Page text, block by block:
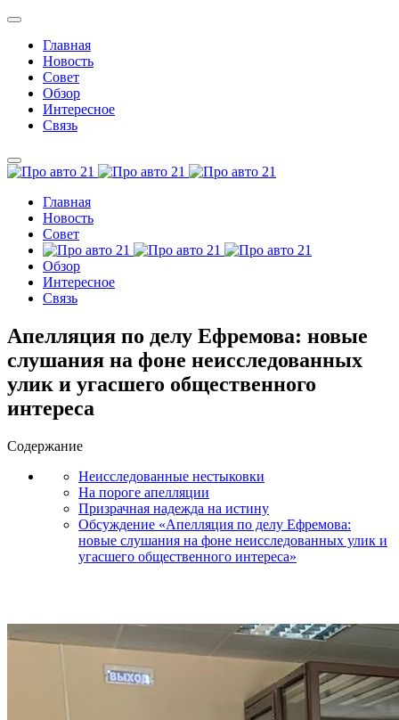
Главная
Новость
Совет
Обзор
Интересное
Связь
Главная
Новость
Совет
Обзор
Интересное
Связь
Апелляция по делу Ефремова: новые
слушания на фоне неисследованных
улик и угасшего общественного
интереса
Содержание
Неисследованные нестыковки
На пороге апелляции
Призрачная надежда на истину
Обсуждение «Апелляция по делу Ефремова:
новые слушания на фоне неисследованных улик и
угасшего общественного интереса»